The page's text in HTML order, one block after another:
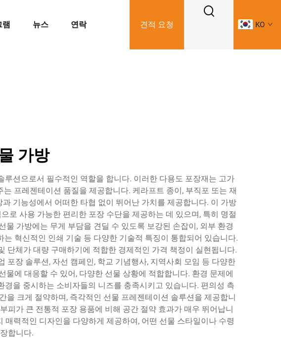
램 뉴스 연락 견적 요청 KO
가방
션으로서 필수적인 역할을 합니다. 이러한 다용도 포장재는 고가
프레젠테이션 품질을 제공합니다. 케라프트 종이, 부직포 또는 재
기능성에서 어떠한 타협 없이 뛰어난 가치를 제공합니다. 이 가방
로 사용 가능한 편리한 포장 수단을 제공하는 데 있으며, 특히 명절
가방에는 무게 부담을 견딜 수 있도록 보강된 손잡이, 외부 환경
혁신적인 인쇄 기술 등 다양한 기술적 특징이 통합되어 있습니다.
단체가 대량 구매하기에 적합한 경제적인 가격 책정이 실현됩니다.
장 솔루션, 자선 캠페인, 학교 기념행사, 지역사회 모임 등 다양한
에 대응할 수 있어, 다양한 선물 상황에 적합합니다. 환경 문제에
을 중시하는 소비자들의 니즈를 충족시키고 있습니다. 편의성 측
크게 절약하며, 즉각적인 선물 프레젠테이션 솔루션을 제공합니
피가 큰 전통적 포장 용품에 비해 공간 절약 효과가 매우 뛰어납니
력적인 디자인을 다양하게 제공하여, 어떤 선물 스타일이나 수령
합니다.